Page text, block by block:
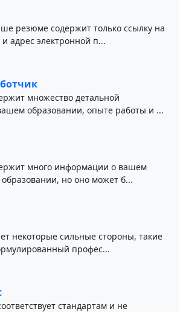
резюме содержит только ссылку на
адрес электронной п...
множество детальной
образовании, опыте работы и ...
много информации о вашем
но оно может б...
некоторые сильные стороны, такие
профес...
стандартам и не